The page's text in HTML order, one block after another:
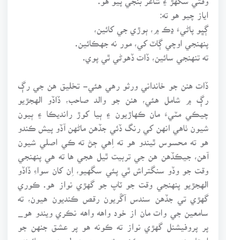
اياز چيو هو ته:
ڳڀو پاڻيءَ ڍڪ ۾، ٻوڙي جي کائين،
پنهنجي اوچي ڳاٽ کي، مور نه جهڪائين.
ته تنهنجي سائين، ڏات ڏهوڻي ٿي پوي.
ڏات هنن جو خانداني ورثو رهي هئي- تخليق هن جي رڳ
رڳ ۾ شامل هئي، هنن جو والد صاحب، ڏاڏو الهجڙيو
چيڪي مٽيءَ مان ڪهاڙيون ۽ ٻيا کوڙ رانديڪا ۽ ٻيون
شيون ٺاهي انهن کي رنگ ڏئي جڏهن ماڻهن آڏو پيش ڪندو
هو ته محسوس ٿيندو هو ته اِهي ڄڻ ته ڪي اصلي شيون
آهن، جيڪڏهن هن جي تربيت ٿيل هجي ها ته هي پنهنجي
وقت جو وڏو سنگتراش ٿي پئي سگهيو، اِن کان سواءِ ڏاڏو
الهجڙيو پنهنجي وقت جو ٽاپ جو گهڙي نواز هو. ڪوري
گهڙي تي جڏهن سندس آڱريون رقص ڪنديون هيون، ته
سامعين جي وات مان از خود واهه واهه نڪري ويندو هو_
پر پروفيشنل گهڙي نواز ته ڪونه هو پر عشق جنهن جو
استاد بنجي پوي سو ڪئين نه ٻين جون دليون جهومائيندو